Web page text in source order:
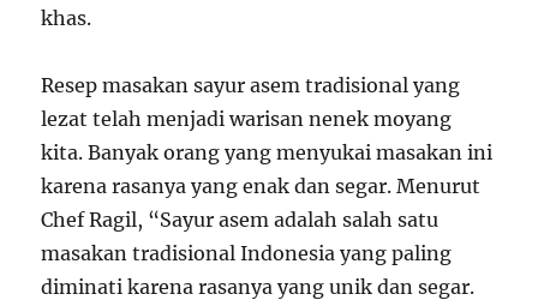
khas.
Resep masakan sayur asem tradisional yang
lezat telah menjadi warisan nenek moyang
kita. Banyak orang yang menyukai masakan ini
karena rasanya yang enak dan segar. Menurut
Chef Ragil, “Sayur asem adalah salah satu
masakan tradisional Indonesia yang paling
diminati karena rasanya yang unik dan segar.